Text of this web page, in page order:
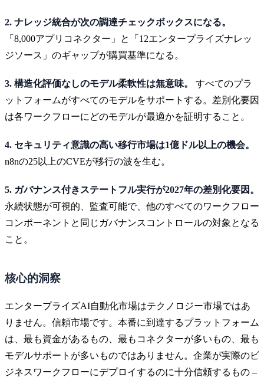
2. ナレッジ統合が次の調達チェックボックスになる。
「8,000アプリコネクター」と「12エンタープライズナレッ
ジソース」のギャップが購買基準になる。
3. 構造化評価なしのモデル柔軟性は無意味。
すべてのプラ
ットフォームがすべてのモデルをサポートする。差別化要因
は各ワークフローにどのモデルが最適かを証明すること。
4. セキュリティ意識の高い移行市場は1億ドル以上の機会。
n8nの25以上のCVEが移行の波を生む。
5. ガバナンス付きステートフル実行が2027年の差別化要因。
永続状態が可視的、監査可能で、他のすべてのワークフロー
コンポーネントと同じガバナンスコントロールの対象となる
こと。
核心的洞察
エンタープライズAI自動化市場はテクノロジー市場ではあ
りません。信頼市場です。本番に到達するプラットフォーム
は、最も資金があるもの、最もコネクターが多いもの、最も
モデルサポートが多いものではありません。企業が実際のビ
ジネスワークフローにデプロイするのに十分信頼するもの –